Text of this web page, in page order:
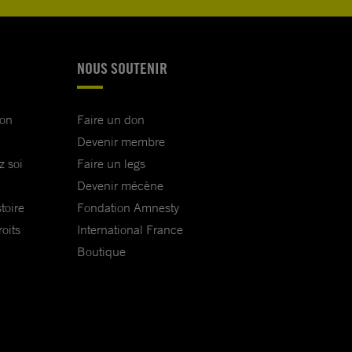
soi
NOUS SOUTENIR
Faire un don
Devenir membre
Faire un legs
Devenir mécène
Fondation Amnesty
International France
Boutique